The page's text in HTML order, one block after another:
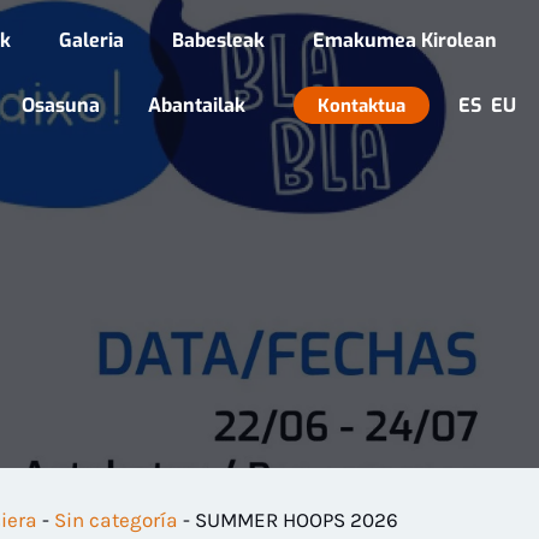
Galeria Babesleak Emakumea Kirolean
Osasuna Abantailak Kontaktua ES EU
- Sin categoría - SUMMER HOOPS 2026